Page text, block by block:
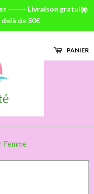
------ Livraison gratuite
de 50€
X
PANIER